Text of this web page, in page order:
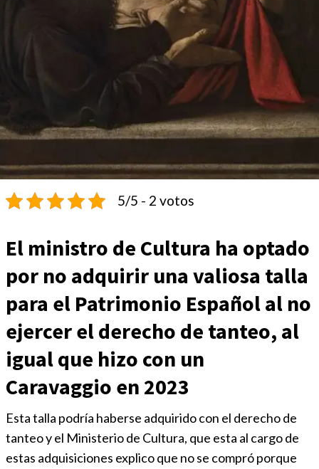
5/5 - 2 votos
El ministro de Cultura ha optado
por no adquirir una valiosa talla
para el Patrimonio Español al no
ejercer el derecho de tanteo, al
igual que hizo con un
Caravaggio en 2023
Esta talla podría haberse adquirido con el derecho de
tanteo y el Ministerio de Cultura, que esta al cargo de
estas adquisiciones explico que no se compró porque